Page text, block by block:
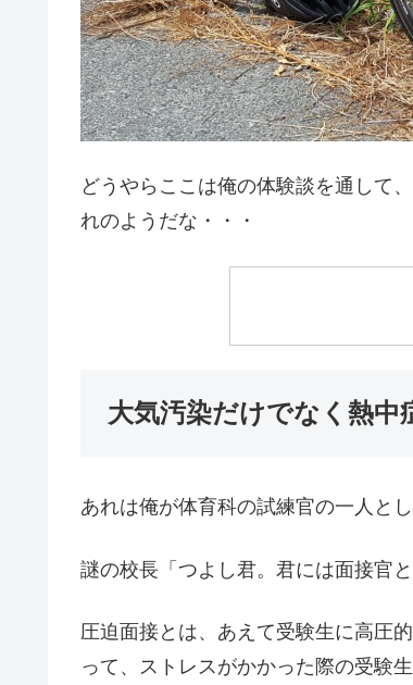
どうやらここは俺の体験談を通して
れのようだな・・・
大気汚染だけでなく熱
あれは俺が体育科の試練官の一人と
謎の校長「つよし君。君には面接官
圧迫面接とは、あえて受験生に高圧
って、ストレスがかかった際の受験